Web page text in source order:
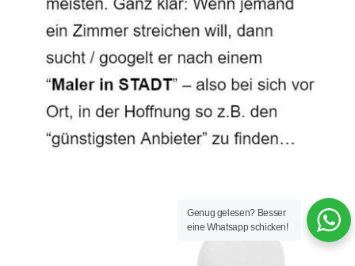
Genug gelesen? Besser
eine Whatsapp schicken!